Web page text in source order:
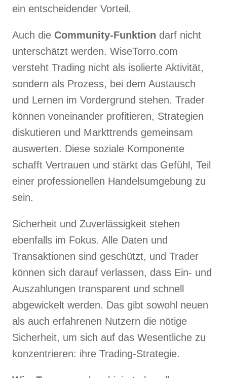
ein entscheidender Vorteil.
Auch die Community-Funktion darf nicht
unterschätzt werden. WiseTorro.com
versteht Trading nicht als isolierte Aktivität,
sondern als Prozess, bei dem Austausch
und Lernen im Vordergrund stehen. Trader
können voneinander profitieren, Strategien
diskutieren und Markttrends gemeinsam
auswerten. Diese soziale Komponente
schafft Vertrauen und stärkt das Gefühl, Teil
einer professionellen Handelsumgebung zu
sein.
Sicherheit und Zuverlässigkeit stehen
ebenfalls im Fokus. Alle Daten und
Transaktionen sind geschützt, und Trader
können sich darauf verlassen, dass Ein- und
Auszahlungen transparent und schnell
abgewickelt werden. Das gibt sowohl neuen
als auch erfahrenen Nutzern die nötige
Sicherheit, um sich auf das Wesentliche zu
konzentrieren: ihre Trading-Strategie.